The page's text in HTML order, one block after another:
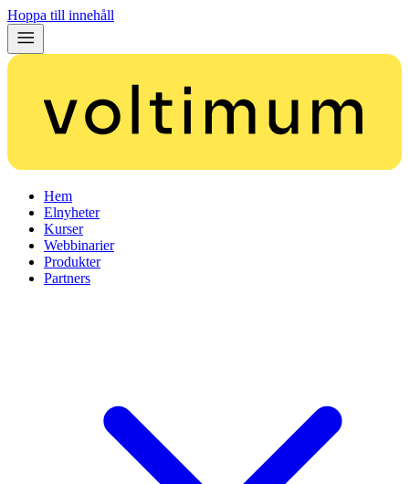
Hoppa till innehåll
Hem
Elnyheter
Kurser
Webbinarier
Produkter
Partners